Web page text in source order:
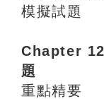
模擬試題
Chapter
題
重點精要